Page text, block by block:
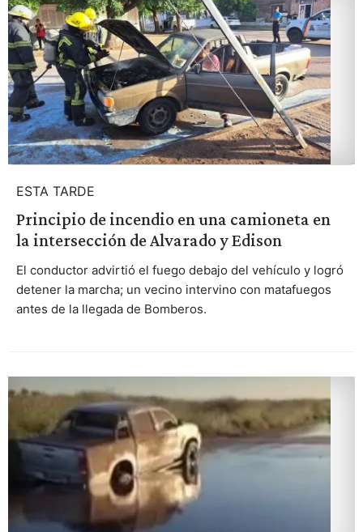
ESTA TARDE
Principio de incendio en una camioneta en
la intersección de Alvarado y Edison
El conductor advirtió el fuego debajo del vehículo y logró
detener la marcha; un vecino intervino con matafuegos
antes de la llegada de Bomberos.